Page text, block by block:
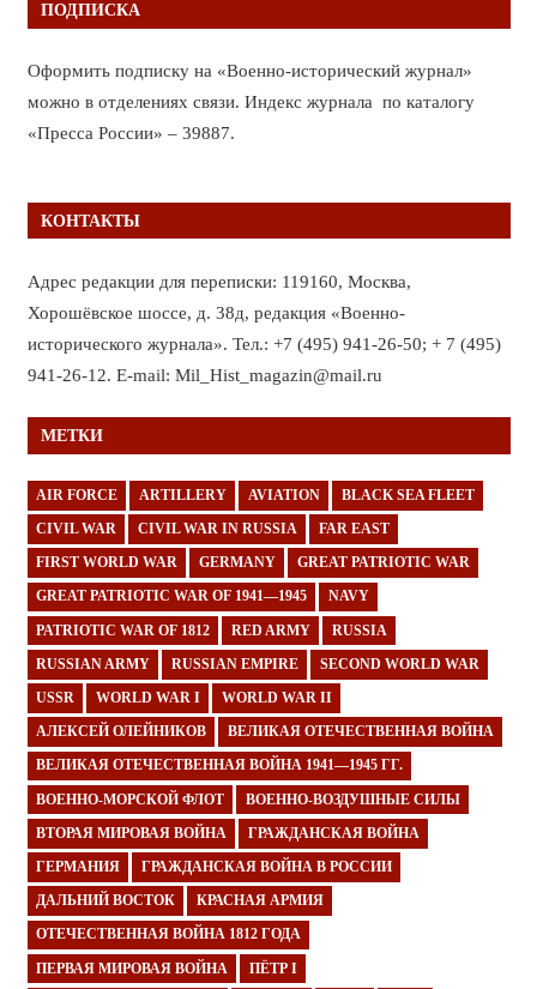
ПОДПИСКА
Оформить подписку на «Военно-исторический журнал»
можно в отделениях связи. Индекс журнала по каталогу
«Пресса России» – 39887.
КОНТАКТЫ
Адрес редакции для переписки: 119160, Москва,
Хорошёвское шоссе, д. 38д, редакция «Военно-
исторического журнала». Тел.: +7 (495) 941-26-50; + 7 (495)
941-26-12. E-mail: Mil_Hist_magazin@mail.ru
МЕТКИ
AIR FORCE ARTILLERY AVIATION BLACK SEA FLEET
CIVIL WAR CIVIL WAR IN RUSSIA FAR EAST
FIRST WORLD WAR GERMANY GREAT PATRIOTIC WAR
GREAT PATRIOTIC WAR OF 1941—1945 NAVY
PATRIOTIC WAR OF 1812 RED ARMY RUSSIA
RUSSIAN ARMY RUSSIAN EMPIRE SECOND WORLD WAR
USSR WORLD WAR I WORLD WAR II
АЛЕКСЕЙ ОЛЕЙНИКОВ ВЕЛИКАЯ ОТЕЧЕСТВЕННАЯ ВОЙНА
ВЕЛИКАЯ ОТЕЧЕСТВЕННАЯ ВОЙНА 1941—1945 ГГ.
ВОЕННО-МОРСКОЙ ФЛОТ ВОЕННО-ВОЗДУШНЫЕ СИЛЫ
ВТОРАЯ МИРОВАЯ ВОЙНА ГРАЖДАНСКАЯ ВОЙНА
ГЕРМАНИЯ ГРАЖДАНСКАЯ ВОЙНА В РОССИИ
ДАЛЬНИЙ ВОСТОК КРАСНАЯ АРМИЯ
ОТЕЧЕСТВЕННАЯ ВОЙНА 1812 ГОДА
ПЕРВАЯ МИРОВАЯ ВОЙНА ПЁТР I